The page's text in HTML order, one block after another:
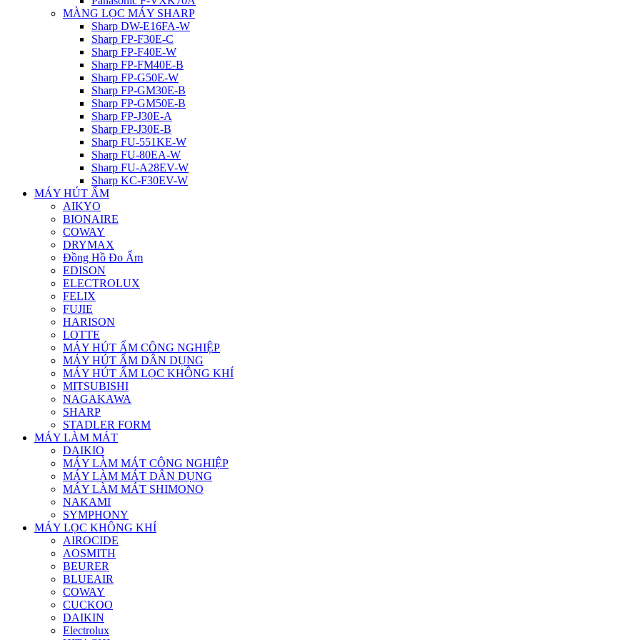
MÀNG LỌC MÁY SHARP
Sharp DW-E16FA-W
Sharp FP-F30E-C
Sharp FP-F40E-W
Sharp FP-FM40E-B
Sharp FP-G50E-W
Sharp FP-GM30E-B
Sharp FP-GM50E-B
Sharp FP-J30E-A
Sharp FP-J30E-B
Sharp FU-551KE-W
Sharp FU-80EA-W
Sharp FU-A28EV-W
Sharp KC-F30EV-W
MÁY HÚT ẨM
AIKYO
BIONAIRE
COWAY
DRYMAX
Đồng Hồ Đo Ẩm
EDISON
ELECTROLUX
FELIX
FUJIE
HARISON
LOTTE
MÁY HÚT ẨM CÔNG NGHIỆP
MÁY HÚT ẨM DÂN DỤNG
MÁY HÚT ẨM LỌC KHÔNG KHÍ
MITSUBISHI
NAGAKAWA
SHARP
STADLER FORM
MÁY LÀM MÁT
DAIKIO
MÁY LÀM MÁT CÔNG NGHIỆP
MÁY LÀM MÁT DÂN DỤNG
MÁY LÀM MÁT SHIMONO
NAKAMI
SYMPHONY
MÁY LỌC KHÔNG KHÍ
AIROCIDE
AOSMITH
BEURER
BLUEAIR
COWAY
CUCKOO
DAIKIN
Electrolux